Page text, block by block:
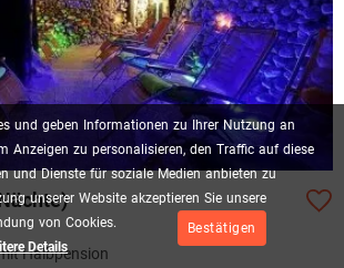
und geben Informationen zu Ihrer Nutzung an
Anzeigen zu personalisieren, den Traffic auf diese
und Dienste für soziale Medien anbieten zu
unserer Website akzeptieren Sie unsere
von Cookies.
Details
Bestätigen
Halbpension